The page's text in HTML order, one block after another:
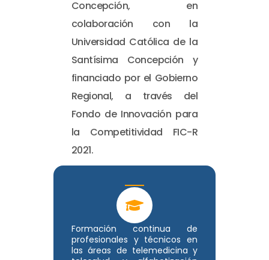
Formación continua de
profesionales y técnicos en
las áreas de telemedicina y
Concepción, en
colaboración con la
Universidad Católica de la
Santísima Concepción y
financiado por el Gobierno
Regional, a través del
Fondo de Innovación para
la Competitividad FIC-R
2021.